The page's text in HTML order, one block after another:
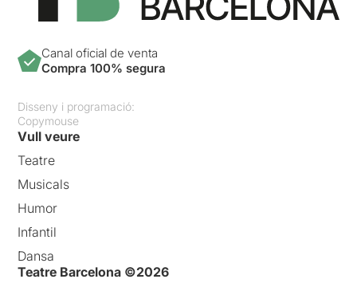
Canal oficial de venta
Compra 100% segura
Disseny i programació:
Copymouse
Vull veure
Teatre
Musicals
Humor
Infantil
Dansa
Teatre Barcelona ©2026